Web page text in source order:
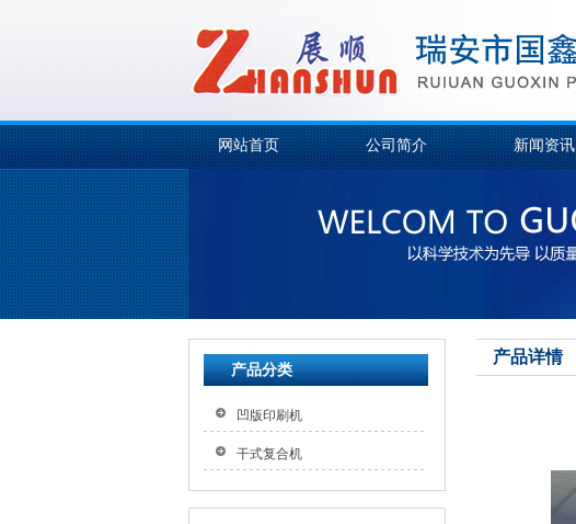
网站首页 公司简介 新闻资讯
产品详情
产品分类
凹版印刷机
干式复合机